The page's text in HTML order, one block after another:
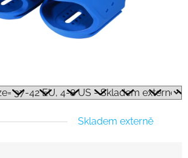
Skladem externě